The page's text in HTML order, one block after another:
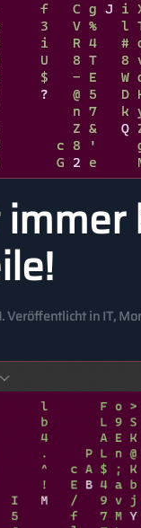
. Veröffentlicht inIT,